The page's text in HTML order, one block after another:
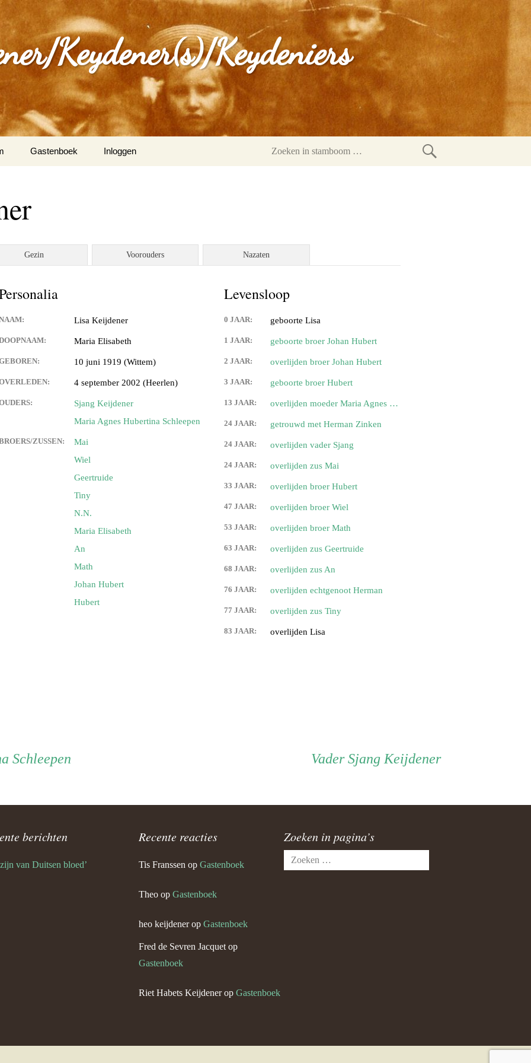
Keydener(s)/Keydeniers
en Tina Vleugels
(Wittem)
en Louisa Sintzen
en Anneke Spaaij
Keijdener en Trine Van
Keijdener en Tineke
en Hermien
Keijdener en Tina van
Keijdener en Riet Jansen
en Annie Mounier
Gastenboek
Inloggen
Zoeken
Gezin Voorouders Nazaten
Lisa Keijdener
Maria Elisabeth
10 juni 1919 (Wittem)
4 september 2002 (Heerlen)
Sjang Keijdener
Maria Agnes Hubertina Schleepen
ZUSSEN:
Mai
Wiel
Geertruide
Tiny
N.N.
Maria Elisabeth
An
Math
Johan Hubert
Hubert
Levensloop
0 JAAR: geboorte Lisa
1 JAAR: geboorte broer Johan Hubert
2 JAAR: overlijden broer Johan Hubert
3 JAAR: geboorte broer Hubert
13 JAAR: overlijden moeder Maria Agnes Hubertina
24 JAAR: getrouwd met Herman Zinken
24 JAAR: overlijden vader Sjang
24 JAAR: overlijden zus Mai
33 JAAR: overlijden broer Hubert
47 JAAR: overlijden broer Wiel
53 JAAR: overlijden broer Math
63 JAAR: overlijden zus Geertruide
68 JAAR: overlijden zus An
76 JAAR: overlijden echtgenoot Herman
77 JAAR: overlijden zus Tiny
83 JAAR: overlijden Lisa
VaderVader
Sjang Keijdener
Schleepen
berichten
van Duitsen bloed’
Recente reacties
Tis Franssen op Gastenboek
Theo op Gastenboek
heo keijdenerop Gastenboek
Fred de Sevren Jacquet op
Gastenboek
Riet Habets Keijdenerop Gastenboek
Zoeken in pagina’s
Zoeken
naar: